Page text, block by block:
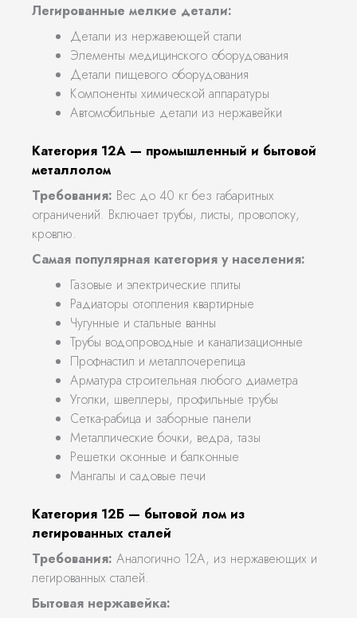
Легированные мелкие детали:
Детали из нержавеющей стали
Элементы медицинского оборудования
Детали пищевого оборудования
Компоненты химической аппаратуры
Автомобильные детали из нержавейки
Категория 12А — промышленный и бытовой
металлолом
Требования: Вес до 40 кг без габаритных
ограничений. Включает трубы, листы, проволоку,
кровлю.
Самая популярная категория у населения:
Газовые и электрические плиты
Радиаторы отопления квартирные
Чугунные и стальные ванны
Трубы водопроводные и канализационные
Профнастил и металлочерепица
Арматура строительная любого диаметра
Уголки, швеллеры, профильные трубы
Сетка-рабица и заборные панели
Металлические бочки, ведра, тазы
Решетки оконные и балконные
Мангалы и садовые печи
Категория 12Б — бытовой лом из
легированных сталей
Требования: Аналогично 12А, из нержавеющих и
легированных сталей.
Бытовая нержавейка: